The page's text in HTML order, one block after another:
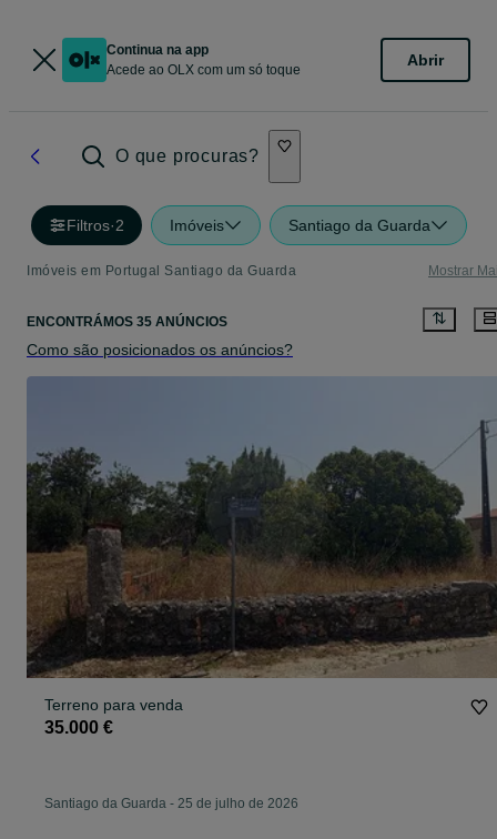
Continua na app
Acede ao OLX com um só toque
Abrir
O que procuras?
Filtros·2 Imóveis Santiago da Guarda
Imóveis em Portugal Santiago da Guarda Mostrar
ENCONTRÁMOS 35 ANÚNCIOS
Como são posicionados os anúncios?
Terreno para venda
35.000 €
Santiago da Guarda - 25 de julho de 2026